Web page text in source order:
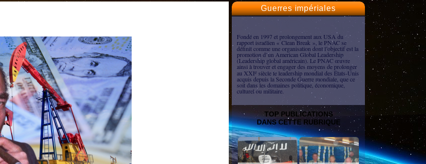
Guerres impériales
Fondé en 1997 et prolongement aux USA du
rapport israélien « Clean Break », le PNAC se
définit comme une organisation dont l’objectif est la
promotion d’un American Global Leadership
(Leadership global américain). Le PNAC œuvre
ainsi à trouver et engager des moyens de prolonger
au XXIe siècle le leadership mondial des États-Unis
acquis depuis la Seconde Guerre mondiale, que ce
soit dans les domaines politique, économique,
culturel ou militaire.
TOP PUBLICATIONS
DANS CETTE RUBRIQUE